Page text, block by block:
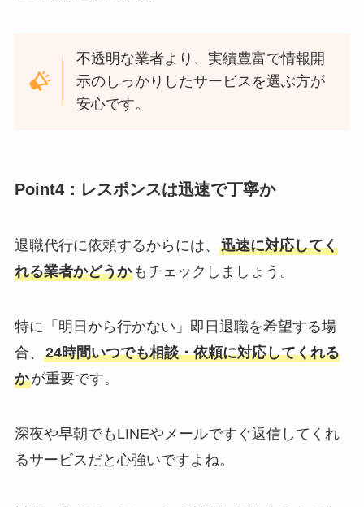
不透明な業者より、実績豊富で情報開
示のしっかりしたサービスを選ぶ方が
安心です。
Point4：レスポンスは迅速で丁寧か
退職代行に依頼するからには、 迅速に対応してく
れる業者かどうかもチェックしましょう。
特に「明日から行かない」即日退職を希望する場
合、 24時間いつでも相談・依頼に対応してくれる
かが重要です。
深夜や早朝でもLINEやメールですぐ返信してくれ
るサービスだと心強いですよね。